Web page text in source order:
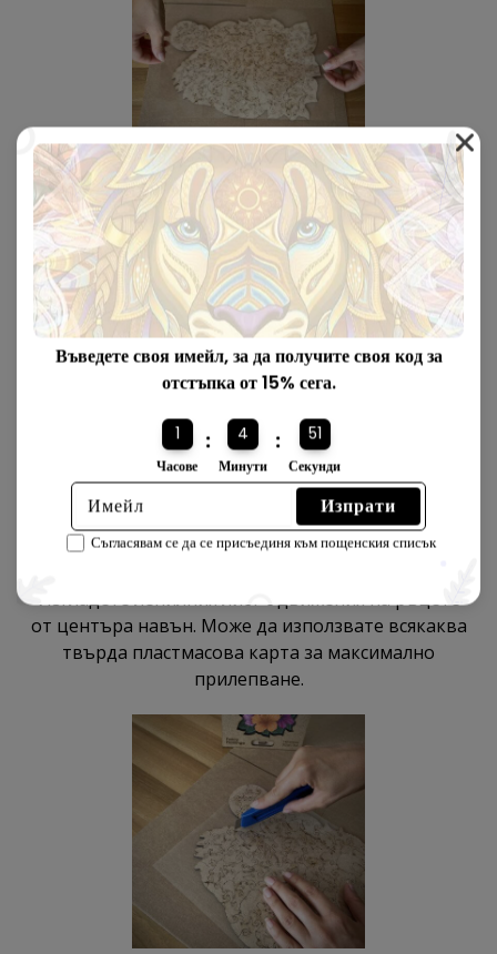
5
Внимателно поставете лепящия лист върху
сглобения пъзел.
6
Изгладете лепилния лист с движения на ръцете
от центъра навън. Може да използвате всякаква
твърда пластмасова карта за максимално
прилепване.
Въведете своя имейл, за да получите своя код за
отстъпка от 15% сега.
1
Часове
: 4
Минути
: 50
Секунди
Изпрати
Съгласявам се да се присъединя към пощенския списък